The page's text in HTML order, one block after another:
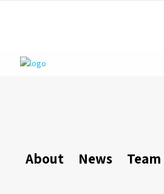
About News Team